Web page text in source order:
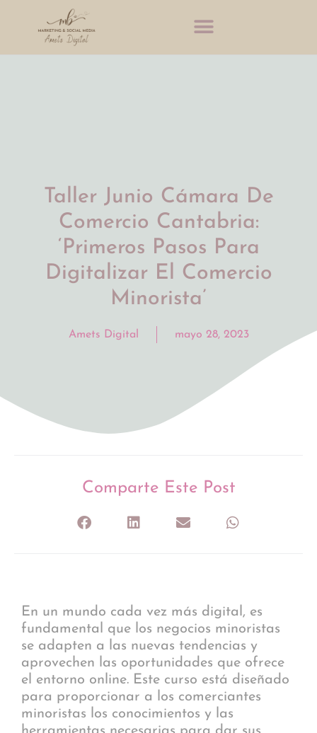
Taller Junio Cámara De
Comercio Cantabria:
‘Primeros Pasos Para
Digitalizar El Comercio
Minorista’
Amets Digital mayo 28, 2023
Comparte Este Post
En un mundo cada vez más digital, es
fundamental que los negocios minoristas
se adapten a las nuevas tendencias y
aprovechen las oportunidades que ofrece
el entorno online. Este curso está diseñado
para proporcionar a los comerciantes
minoristas los conocimientos y las